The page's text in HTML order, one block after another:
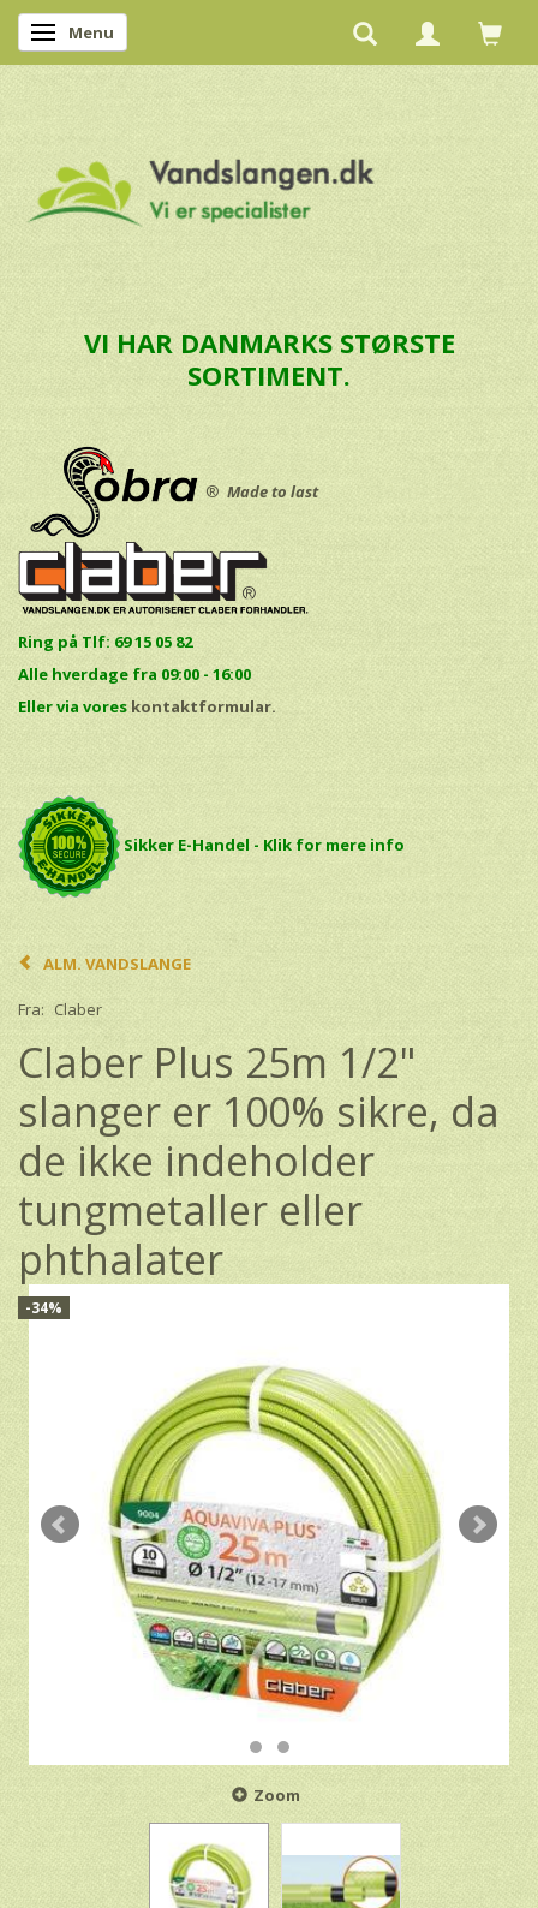
Skifte navigation
Menu
VI HAR DANMARKS STØRSTE
SORTIMENT.
® Made to last
Ring på Tlf: 69 15 05 82
Alle hverdage fra 09:00 - 16:00
Eller via vores kontaktformular.
Sikker E-Handel - Klik for mere info
ALM. VANDSLANGE
Fra: Claber
Claber Plus 25m 1/2"
slanger er 100% sikre, da
de ikke indeholder
tungmetaller eller
phthalater
-34%
Zoom